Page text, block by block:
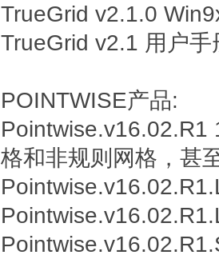
TrueGrid v2.1.0
TrueGrid v2.1 用户
POINTWISE产品:
Pointwise.v16.02.R1
格和非规则网格，甚